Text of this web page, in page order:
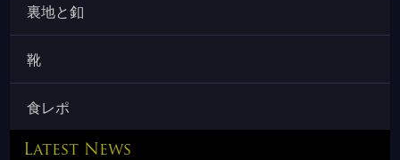
裏地と釦
靴
食レポ
Latest News